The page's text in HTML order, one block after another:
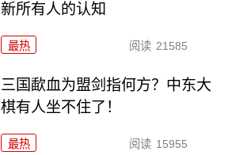
新所有人的认知
最热 阅读 21585
三国歃血为盟剑指何方？中东大
棋有人坐不住了！
最热 阅读 15955